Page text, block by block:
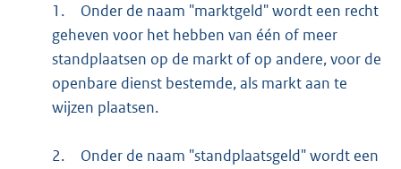
1.
Onder de naam "marktgeld" wordt een recht
geheven voor het hebben van één of meer
standplaatsen op de markt of op andere, voor de
openbare dienst bestemde, als markt aan te
wijzen plaatsen.
2.
Onder de naam "standplaatsgeld" wordt een